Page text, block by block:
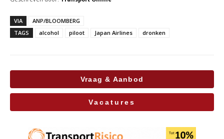
VIA
ANP/BLOOMBERG
TAGS
alcohol piloot Japan Airlines dronken
Vraag & Aanbod
Vacatures